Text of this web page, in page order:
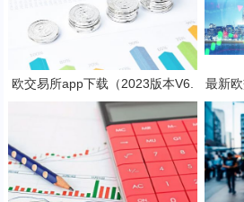
欧交易所app下载（2023版本V6.
4.4）_欧交易所安装包
最新